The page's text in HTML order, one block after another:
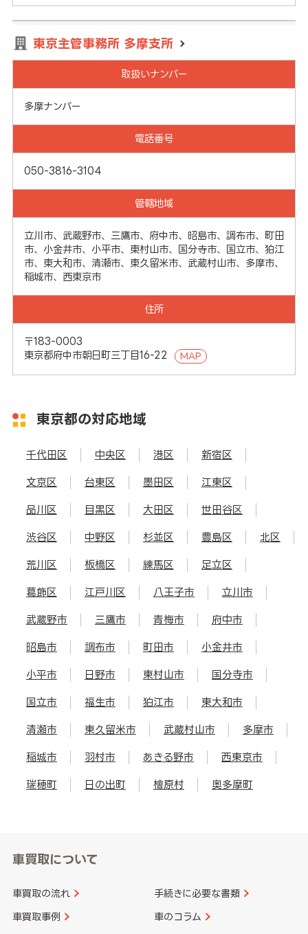
東京主管事務所 多摩支所
取扱いナンバー
多摩ナンバー
電話番号
050-3816-3104
管轄地域
立川市、武蔵野市、三鷹市、府中市、昭島市、調布市、町田
市、小金井市、小平市、東村山市、国分寺市、国立市、狛江
市、東大和市、清瀬市、東久留米市、武蔵村山市、多摩市、
稲城市、西東京市
住所
〒183-0003
東京都府中市朝日町三丁目16-22
MAP
東京都の対応地域
千代田区 中央区 港区 新宿区
文京区 台東区 墨田区 江東区
品川区 目黒区 大田区 世田谷区
渋谷区 中野区 杉並区 豊島区 北区
荒川区 板橋区 練馬区 足立区
葛飾区 江戸川区 八王子市 立川市
武蔵野市 三鷹市 青梅市 府中市
昭島市 調布市 町田市 小金井市
小平市 日野市 東村山市 国分寺市
国立市 福生市 狛江市 東大和市
清瀬市 東久留米市 武蔵村山市 多摩市
稲城市 羽村市 あきる野市 西東京市
瑞穂町 日の出町 檜原村 奥多摩町
車買取について
車買取の流れ 手続きに必要な書類
車買取事例 車のコラム